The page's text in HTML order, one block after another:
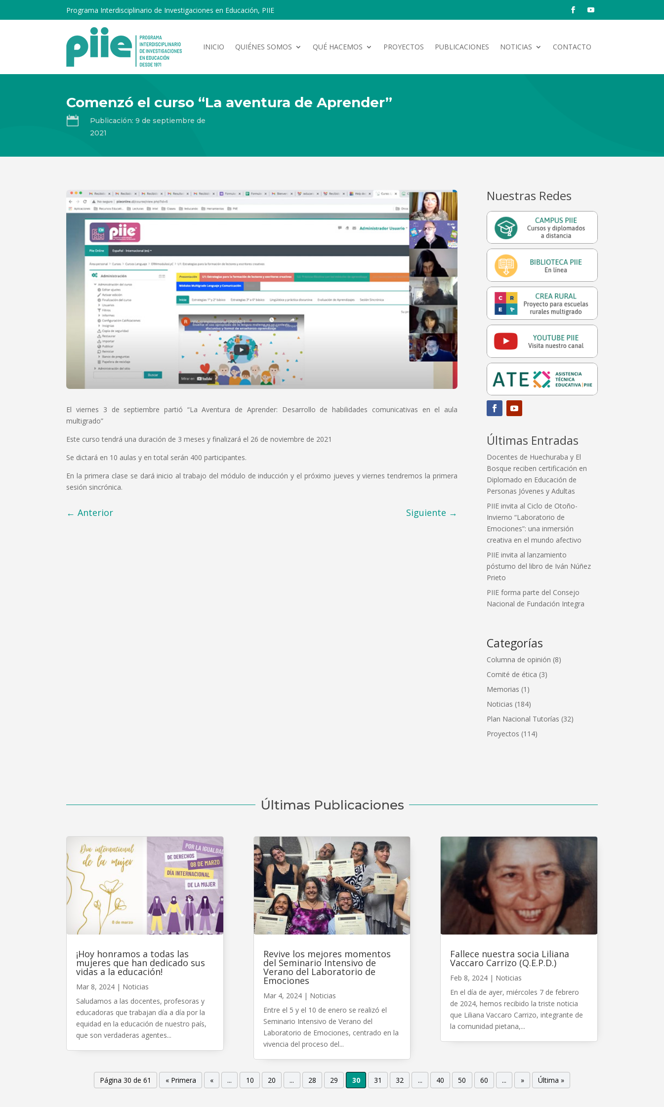
Programa Interdisciplinario de Investigaciones en Educación, PIIE
INICIO QUIÉNES SOMOS QUÉ HACEMOS PROYECTOS PUBLICACIONES NOTICIAS CONTACTO
Comenzó el curso “La aventura de Aprender”

Publicación: 9 de septiembre de
2021
El viernes 3 de septiembre partió “La Aventura de Aprender: Desarrollo de habilidades comunicativas en el aula
multigrado”
Este curso tendrá una duración de 3 meses y finalizará el 26 de noviembre de 2021
Se dictará en 10 aulas y en total serán 400 participantes.
En la primera clase se dará inicio al trabajo del módulo de inducción y el próximo jueves y viernes tendremos la primera
sesión sincrónica.
←Anterior Siguiente →
Nuestras Redes
Últimas Entradas
Docentes de Huechuraba y El
Bosque reciben certificación en
Diplomado en Educación de
Personas Jóvenes y Adultas
PIIE invita al Ciclo de Otoño-
Invierno “Laboratorio de
Emociones”: una inmersión
creativa en el mundo afectivo
PIIE invita al lanzamiento
póstumo del libro de Iván Núñez
Prieto
PIIE forma parte del Consejo
Nacional de Fundación Integra
Categorías
Columna de opinión (8)
Comité de ética (3)
Memorias (1)
Noticias (184)
Plan Nacional Tutorías (32)
Proyectos (114)
Últimas Publicaciones
¡Hoy honramos a todas las
mujeres que han dedicado sus
vidas a la educación!
Mar 8, 2024 | Noticias
Saludamos a las docentes, profesoras y
educadoras que trabajan día a día por la
equidad en la educación de nuestro país,
que son verdaderas agentes...
Revive los mejores momentos
del Seminario Intensivo de
Verano del Laboratorio de
Emociones
Mar 4, 2024| Noticias
Entre el 5 y el 10 de enero se realizó el
Seminario Intensivo de Verano del
Laboratorio de Emociones, centrado en la
vivencia del proceso del...
Fallece nuestra socia Liliana
Vaccaro Carrizo (Q.E.P.D.)
Feb 8, 2024| Noticias
En el día de ayer, miércoles 7 de febrero
de 2024, hemos recibido la triste noticia
que Liliana Vaccaro Carrizo, integrante de
la comunidad pietana,...
Página 30 de 61 « Primera « ... 10 20 ... 28 29 30 31 32 ... 40 50 60 ... » Última »